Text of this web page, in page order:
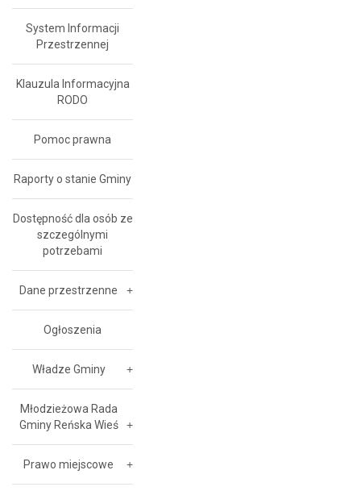
System Informacji
Przestrzennej
Klauzula Informacyjna
RODO
Pomoc prawna
Raporty o stanie Gminy
Dostępność dla osób ze
szczególnymi
potrzebami
Dane przestrzenne
Ogłoszenia
Władze Gminy
Młodzieżowa Rada
Gminy Reńska Wieś
Prawo miejscowe